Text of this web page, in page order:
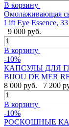
В корзину
Омолаживающая
Lift Eye Essence,
9 000 руб.
В корзину
-10%
КАПСУЛЫ ДЛЯ
BIJOU DE MER
8 000 руб.
7 200
В корзину
-10%
РОСКОШНЫЕ